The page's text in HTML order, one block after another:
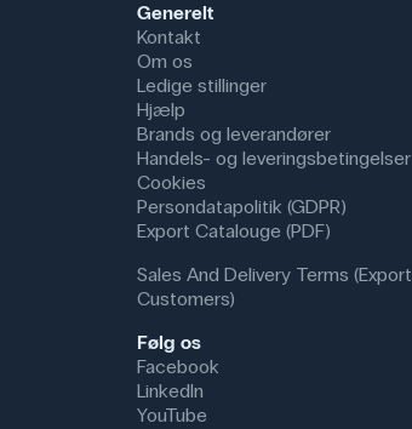
Generelt
Kontakt
Om os
Ledige stillinger
Hjælp
Brands og leverandører
Handels- og leveringsbetingelser
Cookies
Persondatapolitik (GDPR)
Export Catalouge (PDF)
Sales And Delivery Terms (Export
Customers)
Følg os
Facebook
LinkedIn
YouTube